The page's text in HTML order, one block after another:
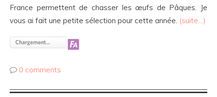
France permettent de chasser les œufs de Pâques. Je
vous ai fait une petite sélection pour cette année. (suite…)
0 comments